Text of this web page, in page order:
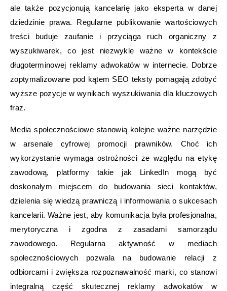
ale także pozycjonują kancelarię jako eksperta w danej
dziedzinie prawa. Regularne publikowanie wartościowych
treści buduje zaufanie i przyciąga ruch organiczny z
wyszukiwarek, co jest niezwykle ważne w kontekście
długoterminowej reklamy adwokatów w internecie. Dobrze
zoptymalizowane pod kątem SEO teksty pomagają zdobyć
wyższe pozycje w wynikach wyszukiwania dla kluczowych
fraz.
Media społecznościowe stanowią kolejne ważne narzędzie
w arsenale cyfrowej promocji prawników. Choć ich
wykorzystanie wymaga ostrożności ze względu na etykę
zawodową, platformy takie jak LinkedIn mogą być
doskonałym miejscem do budowania sieci kontaktów,
dzielenia się wiedzą prawniczą i informowania o sukcesach
kancelarii. Ważne jest, aby komunikacja była profesjonalna,
merytoryczna i zgodna z zasadami samorządu
zawodowego. Regularna aktywność w mediach
społecznościowych pozwala na budowanie relacji z
odbiorcami i zwiększa rozpoznawalność marki, co stanowi
integralną część skutecznej reklamy adwokatów w